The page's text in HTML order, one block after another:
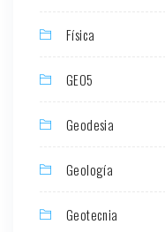
Física
GEO5
Geodesia
Geología
Geotecnia